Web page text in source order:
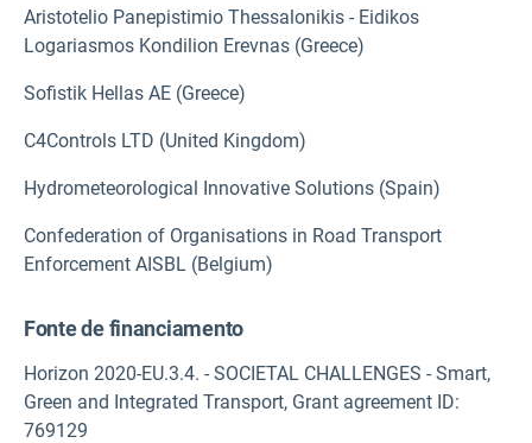
Aristotelio Panepistimio Thessalonikis - Eidikos
Logariasmos Kondilion Erevnas (Greece)
Sofistik Hellas AE (Greece)
C4Controls LTD (United Kingdom)
Hydrometeorological Innovative Solutions (Spain)
Confederation of Organisations in Road Transport
Enforcement AISBL (Belgium)
Fonte de financiamento
Horizon 2020-EU.3.4. - SOCIETAL CHALLENGES - Smart,
Green and Integrated Transport, Grant agreement ID:
769129